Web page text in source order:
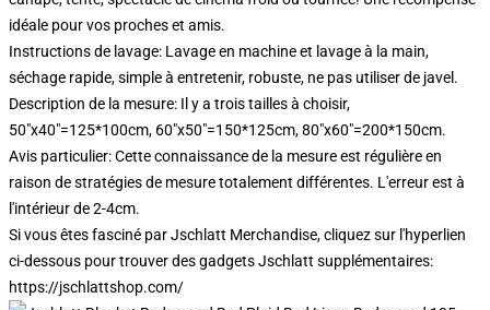
idéale pour vos proches et amis.
Instructions de lavage: Lavage en machine et lavage à la main,
séchage rapide, simple à entretenir, robuste, ne pas utiliser de javel.
Description de la mesure: Il y a trois tailles à choisir,
50"x40"=125*100cm, 60"x50"=150*125cm, 80"x60"=200*150cm.
Avis particulier: Cette connaissance de la mesure est régulière en
raison de stratégies de mesure totalement différentes. L'erreur est à
l'intérieur de 2-4cm.
Si vous êtes fasciné par Jschlatt Merchandise, cliquez sur l'hyperlien
ci-dessous pour trouver des gadgets Jschlatt supplémentaires:
https://jschlattshop.com/